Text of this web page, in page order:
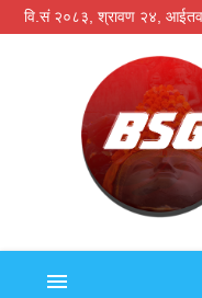
वि.सं २०८३, श्रावण २४,
menu